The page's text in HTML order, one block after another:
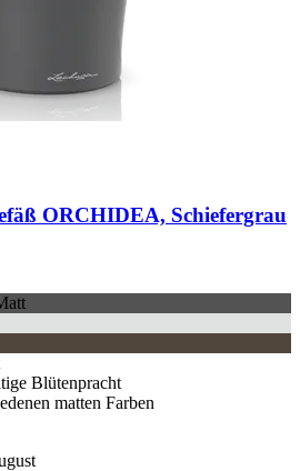
ORCHIDEA, Schiefergrau
Blütenpracht
matten Farben